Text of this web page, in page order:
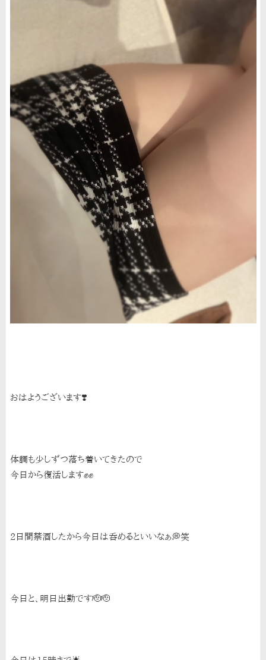
おはようございます❣️
体調も少しずつ落ち着いてきたので
今日から復活します✊✊
2日間禁酒したから今日は呑めるといいなぁ💭笑
今日と、明日出勤です🫡🫡